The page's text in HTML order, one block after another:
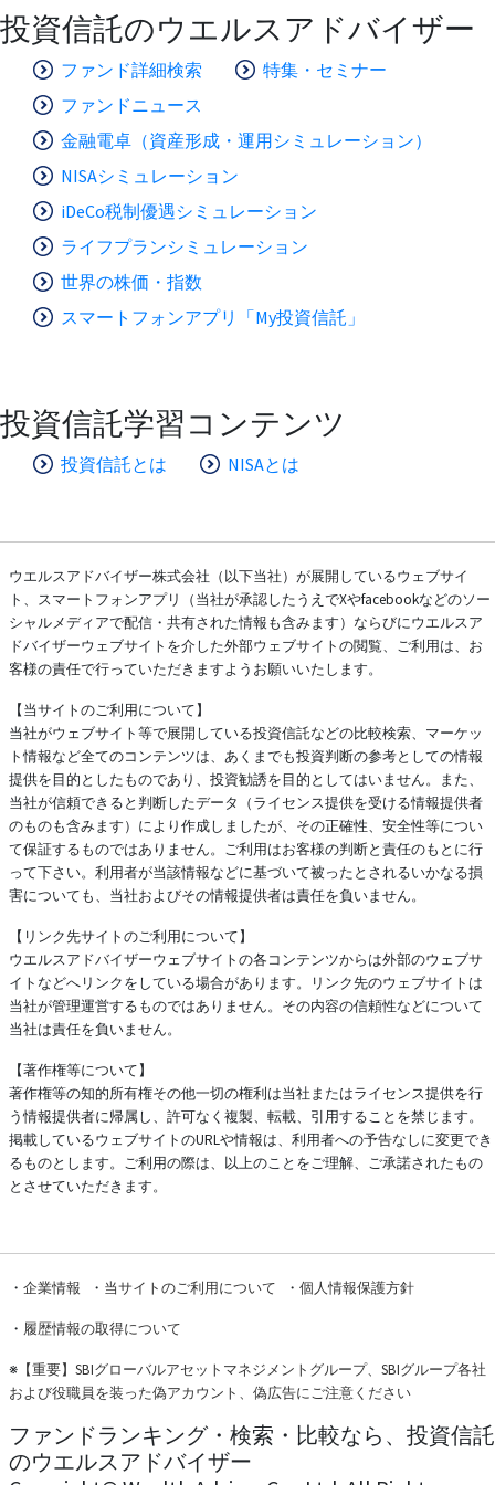
投資信託のウエルスアドバイザー
ファンド詳細検索
特集・セミナー
ファンドニュース
金融電卓（資産形成・運用シミュレーション）
NISAシミュレーション
iDeCo税制優遇シミュレーション
ライフプランシミュレーション
世界の株価・指数
スマートフォンアプリ「My投資信託」
投資信託学習コンテンツ
投資信託とは NISAとは
ウエルスアドバイザー株式会社（以下当社）が展開しているウェブサイ
ト、スマートフォンアプリ（当社が承認したうえでXやfacebookなどのソー
シャルメディアで配信・共有された情報も含みます）ならびにウエルスア
ドバイザーウェブサイトを介した外部ウェブサイトの閲覧、ご利用は、お
客様の責任で行っていただきますようお願いいたします。
【当サイトのご利用について】
当社がウェブサイト等で展開している投資信託などの比較検索、マーケッ
ト情報など全てのコンテンツは、あくまでも投資判断の参考としての情報
提供を目的としたものであり、投資勧誘を目的としてはいません。また、
当社が信頼できると判断したデータ（ライセンス提供を受ける情報提供者
のものも含みます）により作成しましたが、その正確性、安全性等につい
て保証するものではありません。ご利用はお客様の判断と責任のもとに行
って下さい。利用者が当該情報などに基づいて被ったとされるいかなる損
害についても、当社およびその情報提供者は責任を負いません。
【リンク先サイトのご利用について】
ウエルスアドバイザーウェブサイトの各コンテンツからは外部のウェブサ
イトなどへリンクをしている場合があります。リンク先のウェブサイトは
当社が管理運営するものではありません。その内容の信頼性などについて
当社は責任を負いません。
【著作権等について】
著作権等の知的所有権その他一切の権利は当社またはライセンス提供を行
う情報提供者に帰属し、許可なく複製、転載、引用することを禁じます。
掲載しているウェブサイトのURLや情報は、利用者への予告なしに変更でき
るものとします。ご利用の際は、以上のことをご理解、ご承諾されたもの
とさせていただきます。
・ 企業情報 ・ 当サイトのご利用について ・ 個人情報保護方針
・ 履歴情報の取得について
※ 【重要】SBIグローバルアセットマネジメントグループ、SBIグループ各社
および役職員を装った偽アカウント、偽広告にご注意ください
ファンドランキング・検索・比較なら、投資信託
のウエルスアドバイザー